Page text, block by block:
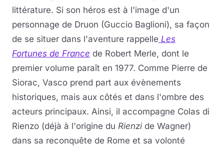
littérature. Si son héros est à l'image d'un
personnage de Druon (Guccio Baglioni), sa façon
de se situer dans l'aventure rappelle Les
Fortunes de France de Robert Merle, dont le
premier volume paraît en 1977. Comme Pierre de
Siorac, Vasco prend part aux évènements
historiques, mais aux côtés et dans l'ombre des
acteurs principaux. Ainsi, il accompagne Colas di
Rienzo (déjà à l'origine du Rienzide Wagner)
dans sa reconquête de Rome et sa volonté